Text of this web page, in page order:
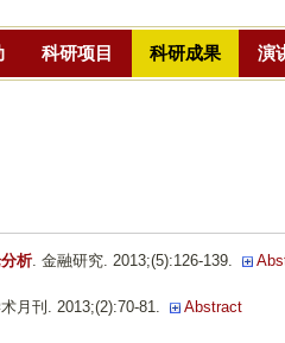
主
要
科研项目 科研成果 演
析. 金融研究. 2013;(5):126-139.
月刊. 2013;(2):70-81. Abstract